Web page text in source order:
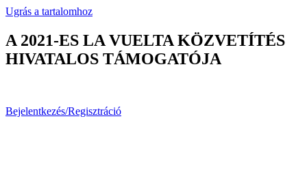
Ugrás a tartalomhoz
A 2021-ES LA VUELTA KÖZVETÍTÉS
HIVATALOS TÁMOGATÓJA
Bejelentkezés/Regisztráció